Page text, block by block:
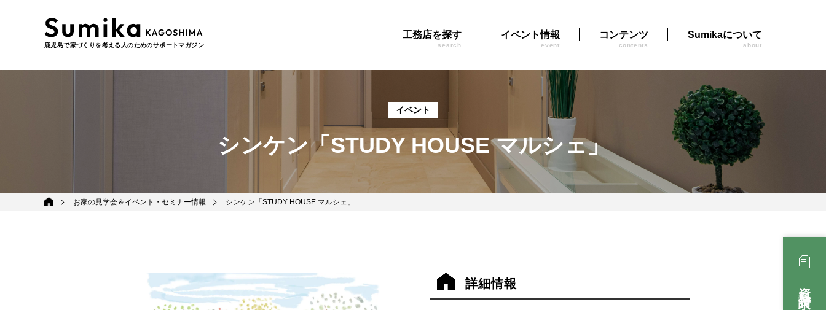
鹿児島で家づくりを考える人のためのサポートマガジン
工務店を探す
search
イベント情報
event
コンテンツ
contents
Sumikaについて
about
イベント
シンケン「STUDY HOUSE マルシェ」
お家の見学会＆イベント・セミナー情報 シンケン「STUDY HOUSE マルシェ」
詳細情報 資料請求